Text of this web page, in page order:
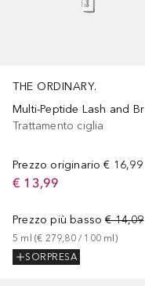
THE ORDINARY.
Trattamento ciglia
Prezzo originario € 16,99
€ 13,99
Prezzo più basso € 14,09
5 ml (€ 279,80 / 100 ml)
SORPRESA
+21